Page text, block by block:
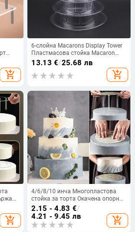
за
add_shopping_cart
6-слойна Macarons Display Tower
Пластмасова стойка Macaron
Tower Stand Поставка за торта с
фондан Инструмент за
декориране на сватбена торта
13.13 €/25.68 лв
add_shopping_cart
за
с
add_shopping_cart
4/6/8/10 инча Многопластова
стойка за торта Окачена опорна
рамка за уплътнение Кръгла
опора за десерт Дистанционер
Скоба за натрупване
Инструменти за печене
2.15 - 4.83 €/
4.21 - 9.45 лв
add_shopping_cart